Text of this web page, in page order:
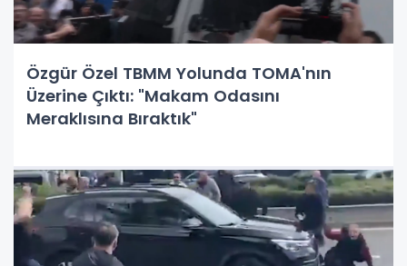
Özgür Özel TBMM Yolunda TOMA'nın
Üzerine Çıktı: "Makam Odasını
Meraklısına Bıraktık"